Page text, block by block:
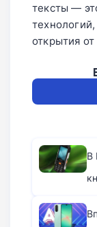
тексты —
открытия
В